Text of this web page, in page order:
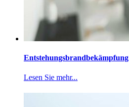
Entstehungsbrandbekämpfung
Lesen Sie mehr...